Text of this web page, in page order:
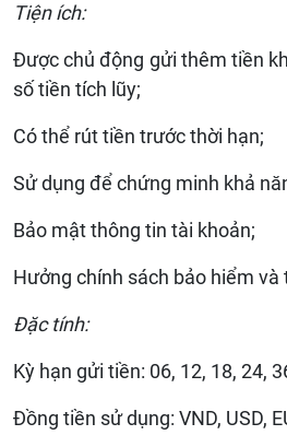
Tiện ích:
Được chủ động gửi thêm tiền
số tiền tích lũy;
Có thể rút tiền trước thời hạn;
Sử dụng để chứng minh khả
Bảo mật thông tin tài khoản;
Hưởng chính sách bảo hiểm
Đặc tính:
Kỳ hạn gửi tiền: 06, 12, 18, 24,
Đồng tiền sử dụng: VND, USD,